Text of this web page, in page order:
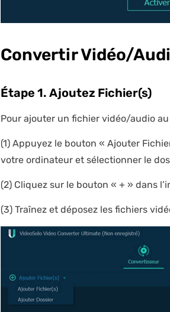
Convertir Vidéo/
Étape 1. Ajoutez Fichier(s)
Pour ajouter un fichier vidéo/audio
(1) Appuyez le bouton « Ajouter
votre ordinateur et sélectionner le
(2) Cliquez sur le bouton « + » dans
(3) Traînez et déposez les fichiers